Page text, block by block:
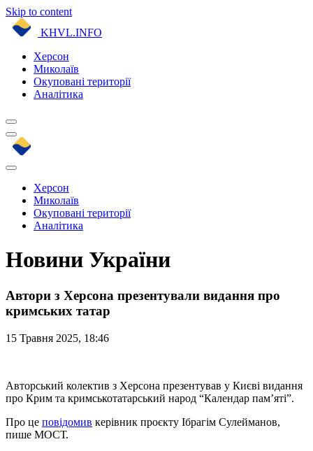
Skip to content
KHVL.INFO
Херсон
Миколаїв
Окуповані території
Аналітика
Херсон
Миколаїв
Окуповані території
Аналітика
Новини України
Автори з Херсона презентували видання про
кримських татар
15 Травня 2025, 18:46
Авторський колектив з Херсона презентував у Києві видання
про Крим та кримськотатарський народ “Календар пам’яті”.
Про це повідомив керівник проєкту Ібрагім Сулейманов,
пише МОСТ.